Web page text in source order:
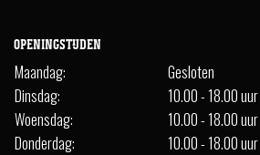
OPENINGSTIJDEN
Maandag:
Gesloten
Dinsdag:
10.00 - 18.00 uur
Woensdag:
10.00 - 18.00 uur
Donderdag:
10.00 - 18.00 uur